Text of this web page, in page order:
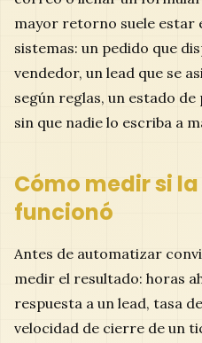
mayor retorno suele estar
sistemas: un pedido que
vendedor, un lead que se
según reglas, un estado de
sin que nadie lo escriba a
Cómo medir si
funcionó
Antes de automatizar
medir el resultado: horas
respuesta a un lead, tasa
velocidad de cierre de un